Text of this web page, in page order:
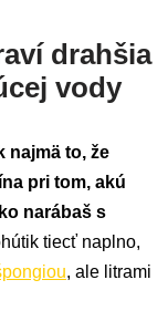
drahšia
vody
najmä to, že
pri tom, akú
narábaš s
tiecť naplno,
, ale litrami